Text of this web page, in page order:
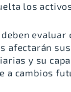
los
evaluar
afectarán sus
y su
a cambios